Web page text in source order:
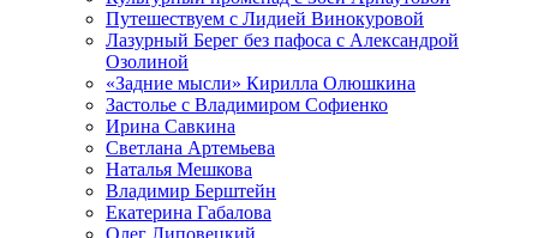
Путешествуем с Лидией Винокуровой
Лазурный Берег без пафоса с Александрой
Озолиной
«Задние мысли» Кирилла Олюшкина
Застолье с Владимиром Софиенко
Ирина Савкина
Светлана Артемьева
Наталья Мешкова
Владимир Берштейн
Екатерина Габалова